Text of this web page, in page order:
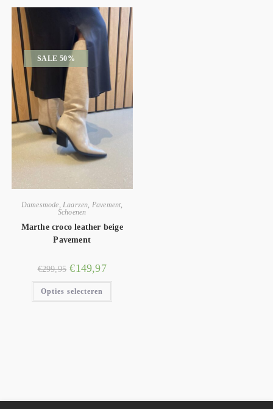
SALE 50%
Damesmode, Laarzen, Pavement,
Schoenen
Marthe croco leather beige
Pavement
€299,95 €149,97
Opties selecteren